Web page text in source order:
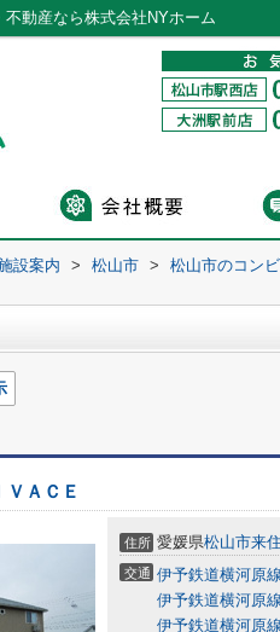
動産なら株式会社NYホーム
設案内 > 松山市 > 松山市のコン
ＡＣＥ
住所 愛媛県松山市来
交通 伊予鉄道横河原線
伊予鉄道横河原線
伊予鉄道横河原線